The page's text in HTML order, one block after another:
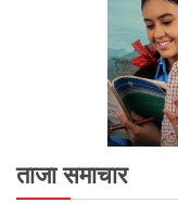
ताजा समाचार